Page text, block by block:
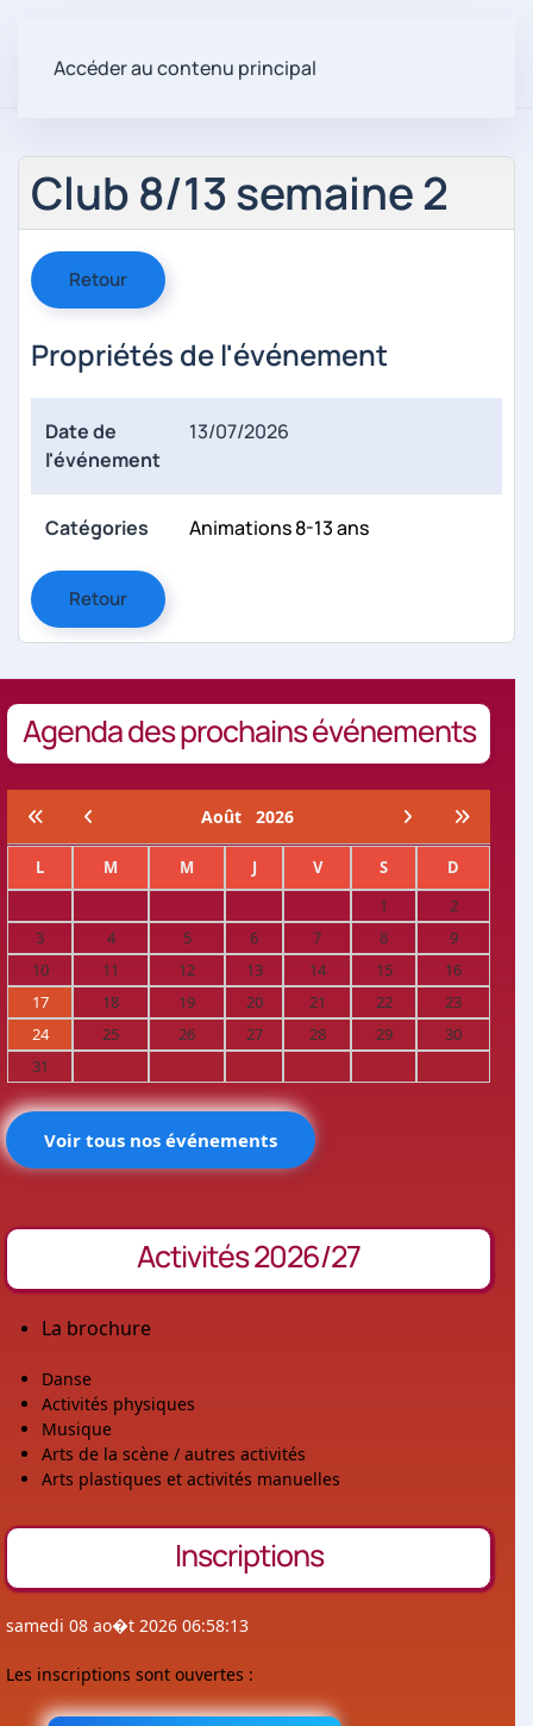
Accéder au contenu principal
Club 8/13 semaine 2
Retour
Propriétés de l'événement
Date de
l'événement
13/07/2026
Catégories Animations 8-13 ans
Retour
Agenda des prochains événements
Août 2026
L M M J V S
D
1
2
3
4 5 6 7 8
9
10
11 12 13 14 15
16
17
18 19 20 21 22
23
24
25 26 27 28 29
30
31
Voir tous nos événements
Activités 2026/27
La brochure
Danse
Activités physiques
Musique
Arts de la scène / autres activités
Arts plastiques et activités manuelles
Inscriptions
samedi 08 ao�t 2026 06:58:13
Les inscriptions sont ouvertes :